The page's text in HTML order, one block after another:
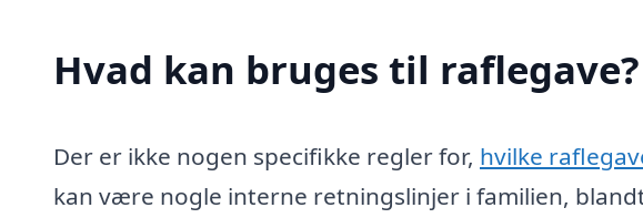
Hvad kan bruges til raflegave?
Der er ikke nogen specifikke regler for, hvilke
kan være nogle interne retningslinjer i familien,